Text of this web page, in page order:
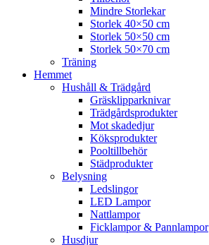
Mindre Storlekar
Storlek 40×50 cm
Storlek 50×50 cm
Storlek 50×70 cm
Träning
Hemmet
Hushåll & Trädgård
Gräsklipparknivar
Trädgårdsprodukter
Mot skadedjur
Köksprodukter
Pooltillbehör
Städprodukter
Belysning
Ledslingor
LED Lampor
Nattlampor
Ficklampor & Pannlampor
Husdjur